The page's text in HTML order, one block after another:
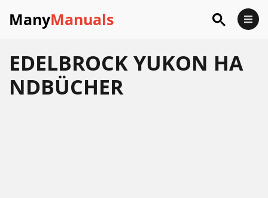
ManyManuals
EDELBROCK YUKON HA
NDBÜCHER